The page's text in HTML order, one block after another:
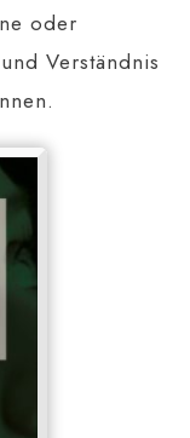
oder
Verständnis